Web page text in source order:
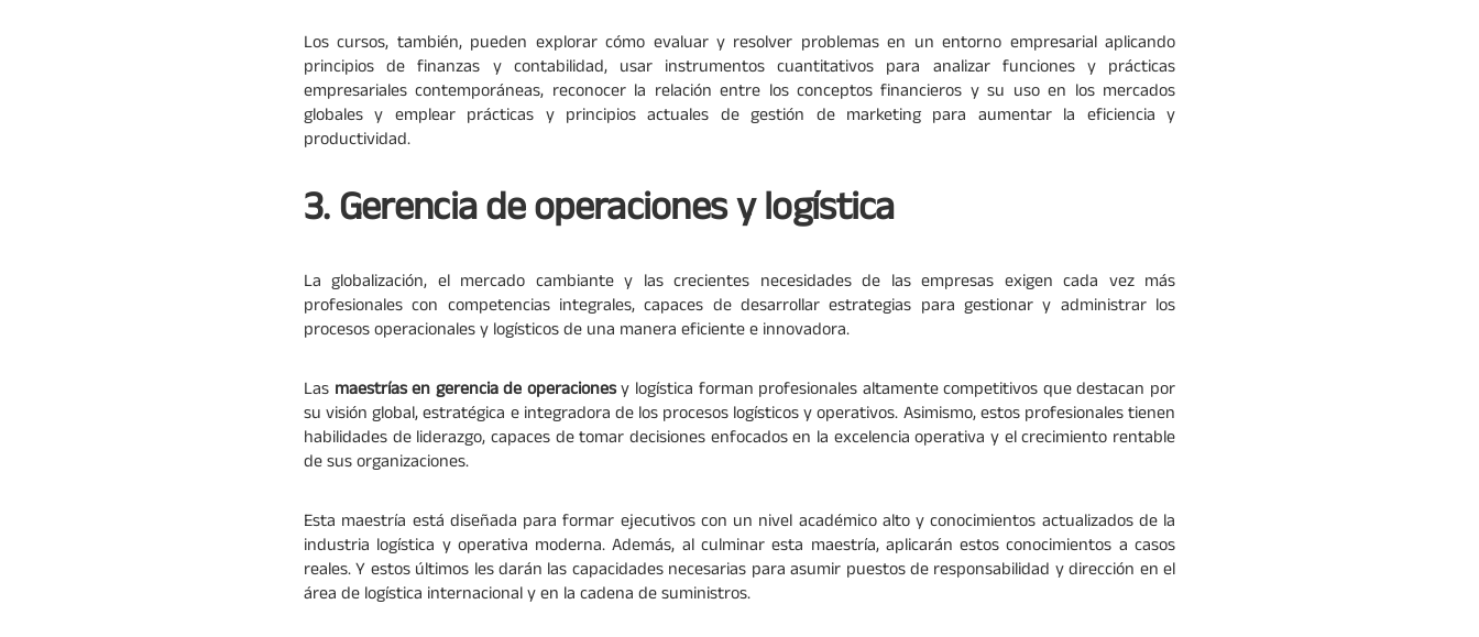
Los cursos, también, pueden explorar cómo evaluar y resolver problemas en un entorno empresarial aplicando
principios de finanzas y contabilidad, usar instrumentos cuantitativos para analizar funciones y prácticas
empresariales contemporáneas, reconocer la relación entre los conceptos financieros y su uso en los mercados
globales y emplear prácticas y principios actuales de gestión de marketing para aumentar la eficiencia y
productividad.
3. Gerencia de operaciones y logística
La globalización, el mercado cambiante y las crecientes necesidades de las empresas exigen cada vez más
profesionales con competencias integrales, capaces de desarrollar estrategias para gestionar y administrar los
procesos operacionales y logísticos de una manera eficiente e innovadora.
Las maestrías en gerencia de operacionesy logística forman profesionales altamente competitivos que destacan por
su visión global, estratégica e integradora de los procesos logísticos y operativos. Asimismo, estos profesionales tienen
habilidades de liderazgo, capaces de tomar decisiones enfocados en la excelencia operativa y el crecimiento rentable
de sus organizaciones.
Esta maestría está diseñada para formar ejecutivos con un nivel académico alto y conocimientos actualizados de la
industria logística y operativa moderna. Además, al culminar esta maestría, aplicarán estos conocimientos a casos
reales. Y estos últimos les darán las capacidades necesarias para asumir puestos de responsabilidad y dirección en el
área de logística internacional y en la cadena de suministros.